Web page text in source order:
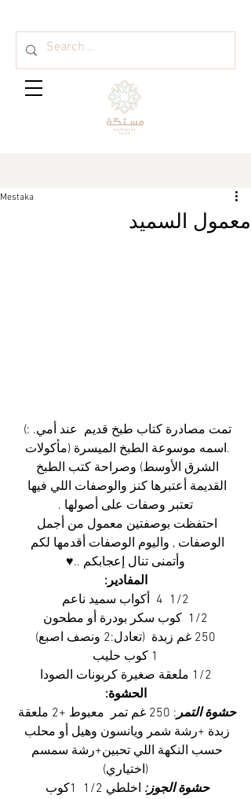
معمول السميد
Mestaka
تمت مصادرة كتاب طبخ قديم  عند أمي. :)
.اسمه موسوعة الطبخ الميسرة (مأكولات
الشرق الأوسط) وصراحة كتب الطبخ
القديمة أعتبرها كنز والوصفات اللي فيها
تعتبر وصفات على أصولها .
احتفظت بوصفتين معمول من أجمل
الوصفات , واليوم الوصفات أقدمها لكم
وأتمنى تنال إعجابكم ..♥
المفادير:
1/2  4  أكواب سميد ناعم
1/2  كوب سكر بودرة أو مطحون
250 غم زبدة  (تعادل:2 ونصف اصبع)
1 كوب حليب
1/2 ملعقة صغيرة كربونات الصودا
الحشوة:
حشوة التمر
: 250 غم تمر  معبوط +2 ملعقة
زبدة +رشة شمر ويانسون وهيل أو محلب
حسب النكهة اللي تحبين+رشة سمسم
(اختياري)
حشوة الجوز:
اخلطي 1/2  1كوب